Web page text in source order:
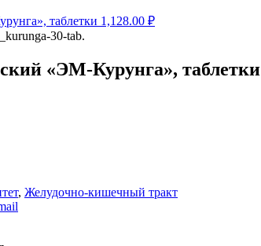
таблетки 1,128.00 ₽
«ЭМ-Курунга», таблетки
, Желудочно-кишечный тракт